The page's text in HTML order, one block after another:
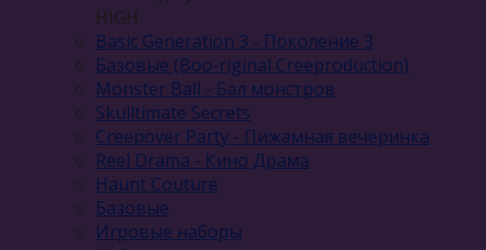
HIGH
Basic Generation 3 - Поколение 3
Базовые (Boo-riginal Creeproduction)
Monster Ball - Бал монстров
Skulltimate Secrets
Creepover Party - Пижамная вечеринка
Reel Drama - Кино Драма
Haunt Couture
Базовые
Игровые наборы